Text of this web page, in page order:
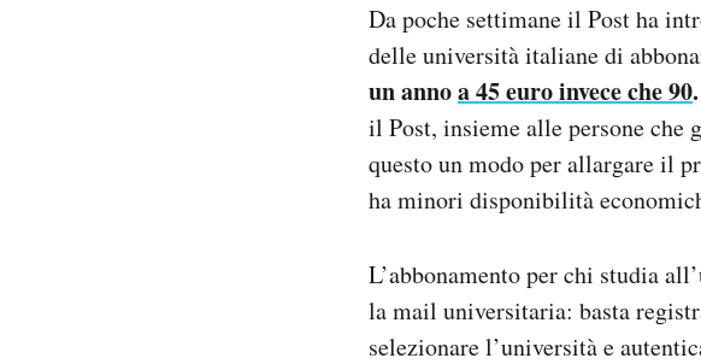
Da poche settimane il Post ha
delle università italiane di
un annoa 45 euro invece che 90.
il Post, insieme alle persone che
questo un modo per allargare il
ha minori disponibilità
L’abbonamento per chi studia
la mail universitaria: basta
selezionare l’università e